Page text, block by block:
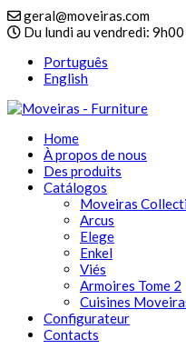
geral@moveiras.com
Du lundi au vendredi:
Português
English
Home
À propos de nous
Des produits
Catálogos
Moveiras
Arcus
Elege
Enkel
Viés
Armoires Tome 2
Cuisines
Configurateur
Contacts